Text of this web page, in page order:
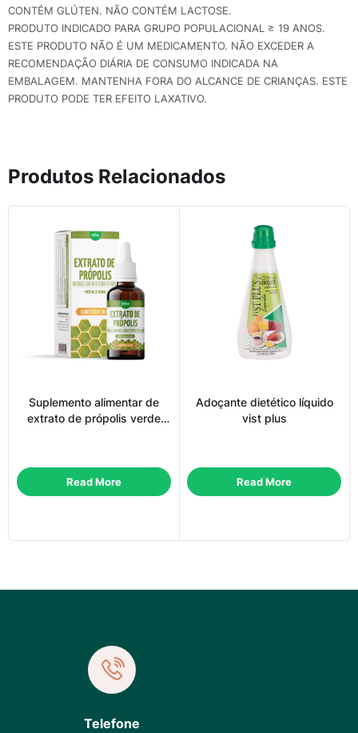
CONTÉM GLÚTEN. NÃO CONTÉM LACTOSE.
PRODUTO INDICADO PARA GRUPO POPULACIONAL ≥ 19 ANOS.
ESTE PRODUTO NÃO É UM MEDICAMENTO. NÃO EXCEDER A
RECOMENDAÇÃO DIÁRIA DE CONSUMO INDICADA NA
EMBALAGEM. MANTENHA FORA DO ALCANCE DE CRIANÇAS. ESTE
PRODUTO PODE TER EFEITO LAXATIVO.
Produtos Relacionados
Suplemento alimentar de
extrato de própolis verde
Read More
Adoçante dietético líquido
vist plus
Read More
Telefone